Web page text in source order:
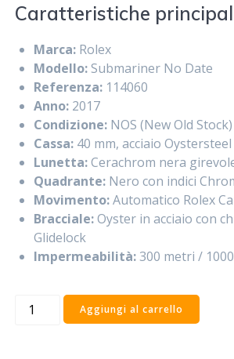
Caratteristiche
Marca:Rolex
Modello:Submariner No Date
Referenza:114060
Anno:2017
Condizione:NOS (New Old
Cassa:40 mm, acciaio Oystersteel
Lunetta:Cerachrom nera
Quadrante:Nero con indici
Movimento:Automatico Rolex
Bracciale:Oyster in acciaio con
Glidelock
Impermeabilità:300 metri /
Rolex
Submariner
Aggiungi al carrello